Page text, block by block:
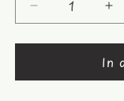
Verringere
die
Menge
Tatewaku
für
In